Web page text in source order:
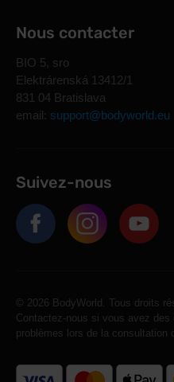
Nous contacter
BIO 5, sro
Elektrárenská 13412/1
831 04 Bratislava
email: support@bodyworld.eu
Suivez-nous
© 2026 BodyWorld. Tous droits
Contactez-nous si vous avez
problèmes lors de la consultation